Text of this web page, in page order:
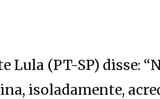
Lula (PT-SP) disse:
isoladamente,